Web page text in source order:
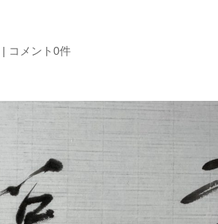
| コメント0件